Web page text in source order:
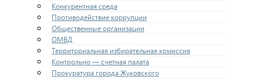
Конкурентная среда
Противодействие коррупции
Общественные организации
ОМВД
Территориальная избирательная комиссия
Контрольно — счетная палата
Прокуратура города Жуковского